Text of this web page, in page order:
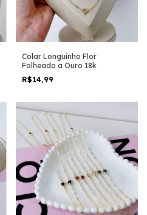
Colar Longuinho Flor
Folheado a Ouro 18k
R$14,99